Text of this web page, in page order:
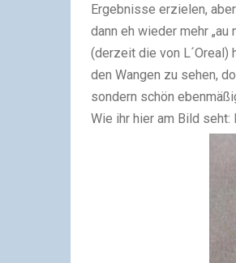
Ergebnisse erzielen,
dann eh wieder mehr „au
(derzeit die von L´Oreal)
den Wangen zu sehen,
sondern schön
Wie ihr hier am Bild